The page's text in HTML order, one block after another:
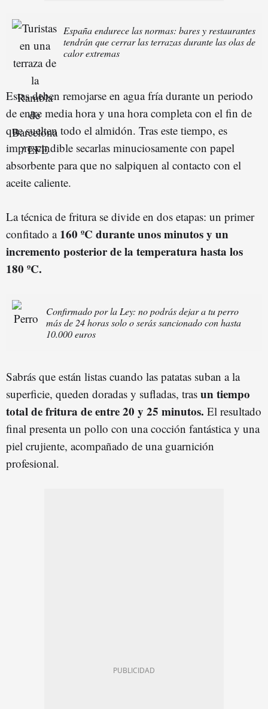
España endurece las normas: bares y restaurantes
tendrán que cerrar las terrazas durante las olas de
calor extremas
Estas deben remojarse en agua fría durante un periodo
de entre media hora y una hora completa con el fin de
que suelten todo el almidón. Tras este tiempo, es
imprescindible secarlas minuciosamente con papel
absorbente para que no salpiquen al contacto con el
aceite caliente.
La técnica de fritura se divide en dos etapas: un primer
confitado a 160 ºC durante unos minutos y un
incremento posterior de la temperatura hasta los
180 ºC.
Confirmado por la Ley: no podrás dejar a tu perro
más de 24 horas solo o serás sancionado con hasta
10.000 euros
Sabrás que están listas cuando las patatas suban a la
superficie, queden doradas y sufladas, tras un tiempo
total de fritura de entre 20 y 25 minutos. El resultado
final presenta un pollo con una cocción fantástica y una
piel crujiente, acompañado de una guarnición
profesional.